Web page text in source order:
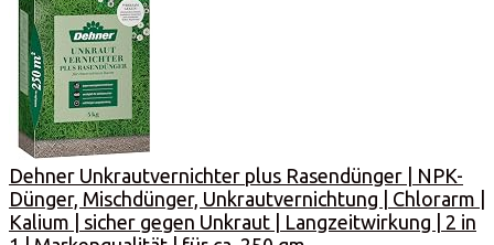
Dehner Unkrautvernichter plus Rasendünger | NPK-
Dünger, Mischdünger, Unkrautvernichtung | Chlorarm |
Kalium | sicher gegen Unkraut | Langzeitwirkung | 2 in